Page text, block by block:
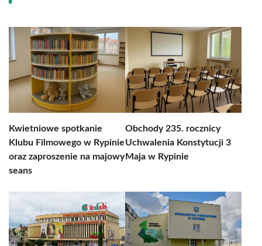
Kwietniowe spotkanie
Klubu Filmowego w Rypinie
oraz zaproszenie na majowy
seans
Obchody 235. rocznicy
Uchwalenia Konstytucji 3
Maja w Rypinie